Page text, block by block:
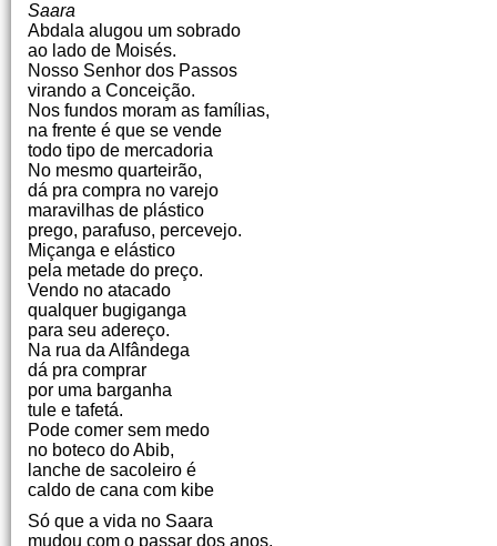
Saara
Abdala alugou um sobrado
ao lado de Moisés.
Nosso Senhor dos Passos
virando a Conceição.
Nos fundos moram as famílias,
na frente é que se vende
todo tipo de mercadoria
No mesmo quarteirão,
dá pra compra no varejo
maravilhas de plástico
prego, parafuso, percevejo.
Miçanga e elástico
pela metade do preço.
Vendo no atacado
qualquer bugiganga
para seu adereço.
Na rua da Alfândega
dá pra comprar
por uma barganha
tule e tafetá.
Pode comer sem medo
no boteco do Abib,
lanche de sacoleiro é
caldo de cana com kibe
Só que a vida no Saara
mudou com o passar dos anos.